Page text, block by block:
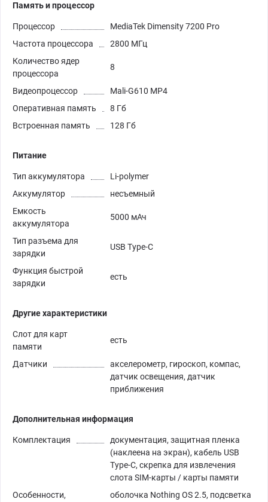
Память и процессор
Процессор
MediaTek Dimensity 7200 Pro
Частота процессора
2800 МГц
Количество ядер
процессора
8
Видеопроцессор
Mali-G610 MP4
Оперативная память
8 Гб
Встроенная память
128 Гб
Питание
Тип аккумулятора
Li-polymer
Аккумулятор
несъемный
Емкость
аккумулятора
5000 мАч
Тип разъема для
зарядки
USB Type-C
Функция быстрой
зарядки
есть
Другие характеристики
Слот для карт
памяти
есть
Датчики
акселерометр, гироскоп, компас,
датчик освещения, датчик
приближения
Дополнительная информация
Комплектация
документация, защитная пленка
(наклеена на экран), кабель USB
Type-C, скрепка для извлечения
слота SIM-карты / карты памяти
Особенности,
оболочка Nothing OS 2.5, подсветка